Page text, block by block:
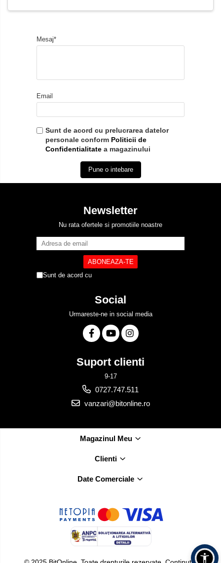
Mesaj*
Email
Sunt de acord cu prelucrarea datelor
personale conform Politicii de
Confidentialitate a magazinului
Pune o intebare
Newsletter
Nu rata ofertele si promotiile noastre
Sunt de acord cu
Social
Urmareste-ne in social media
Suport clienti
9-17
0727.747.511
vanzari@bitonline.ro
Magazinul Meu
Clienti
Date Comerciale